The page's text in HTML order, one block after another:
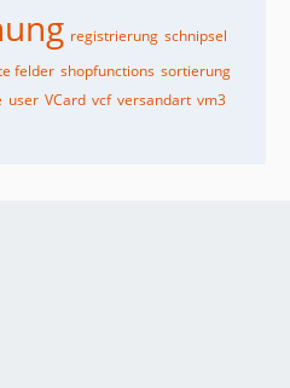
registrierung schnipsel
felder shopfunctions sortierung
user VCard vcf versandart vm3